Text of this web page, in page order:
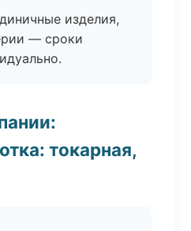
изделия,
— сроки
токарная,